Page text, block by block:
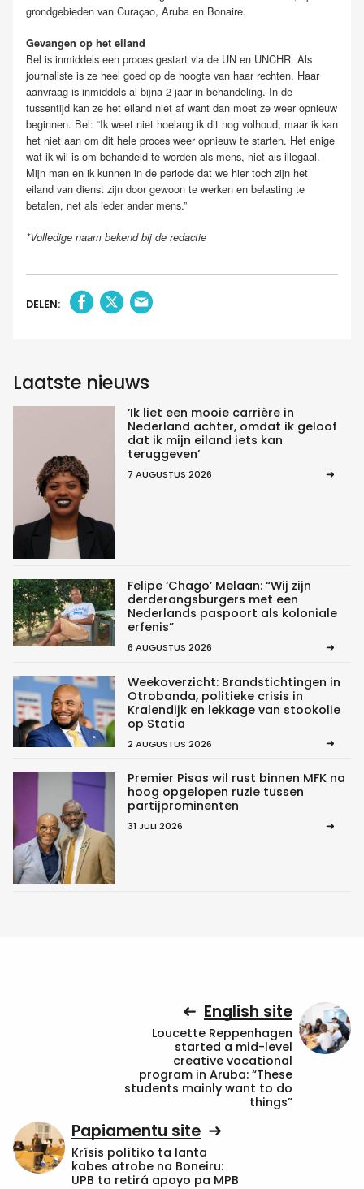
grondgebieden van Curaçao, Aruba en Bonaire.
Gevangen op het eiland
Bel is inmiddels een proces gestart via de UN en UNCHR. Als
journaliste is ze heel goed op de hoogte van haar rechten. Haar
aanvraag is inmiddels al bijna 2 jaar in behandeling. In de
tussentijd kan ze het eiland niet af want dan moet ze weer opnieuw
beginnen. Bel: “Ik weet niet hoelang ik dit nog volhoud, maar ik kan
het niet aan om dit hele proces weer opnieuw te starten. Het enige
wat ik wil is om behandeld te worden als mens, niet als illegaal.
Mijn man en ik kunnen in de periode dat we hier toch zijn het
eiland van dienst zijn door gewoon te werken en belasting te
betalen, net als ieder ander mens.”
*Volledige naam bekend bij de redactie
DELEN:
Laatste nieuws
‘Ik liet een mooie carrière in
Nederland achter, omdat ik geloof
dat ik mijn eiland iets kan
teruggeven’
7 AUGUSTUS 2026
Felipe ‘Chago’ Melaan: “Wij zijn
derderangsburgers met een
Nederlands paspoort als koloniale
erfenis”
6 AUGUSTUS 2026
Weekoverzicht: Brandstichtingen in
Otrobanda, politieke crisis in
Kralendijk en lekkage van stookolie
op Statia
2 AUGUSTUS 2026
Premier Pisas wil rust binnen MFK na
hoog opgelopen ruzie tussen
partijprominenten
31 JULI 2026
English site
Loucette Reppenhagen
started a mid-level
creative vocational
program in Aruba: “These
students mainly want to do
things”
Papiamentu site
Krísis polítiko ta lanta
kabes atrobe na Boneiru:
UPB ta retirá apoyo pa MPB